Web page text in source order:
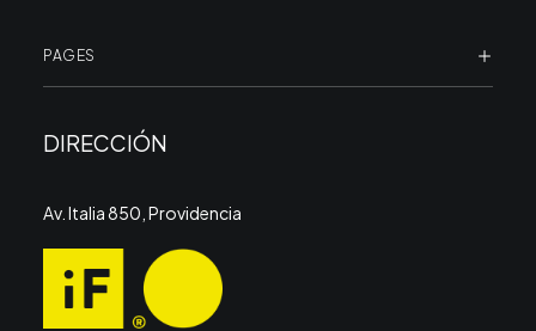
PAGES
DIRECCIÓN
Av. Italia 850, Providencia